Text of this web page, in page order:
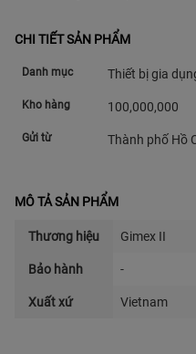
CHI TIẾT SẢN PHẨM
Danh mục Thiết bị gia
Kho hàng 100,000,000
Gửi từ Thành phố Hồ
MÔ TẢ SẢN PHẨM
Thương hiệu Gimex II
Bảo hành -
Xuất xứ Vietnam